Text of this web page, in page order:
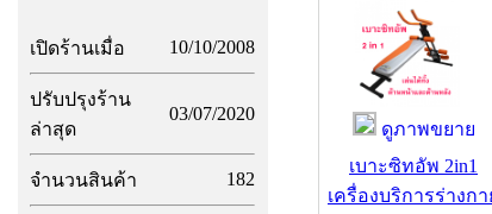
เปิดร้านเมื่อ 10/10/2008
ปรับปรุงร้าน
ล่าสุด
03/07/2020
จำนวนสินค้า 182
ดูภาพขยาย
เบาะซิทอัพ 2in1
เครื่องบริการร่างกา